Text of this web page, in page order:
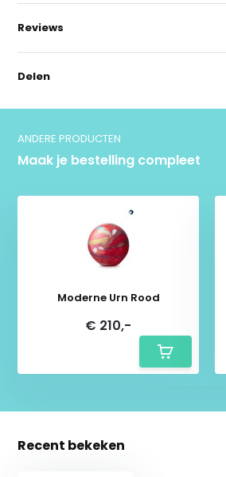
Reviews
Delen
ANDERE PRODUCTEN
Maak je bestelling compleet
Moderne Urn Rood
€ 210,-
Recent bekeken